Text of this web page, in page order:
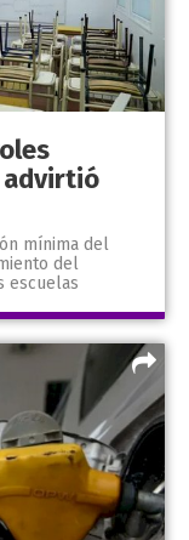
advirtió
mínima del
del
escuelas